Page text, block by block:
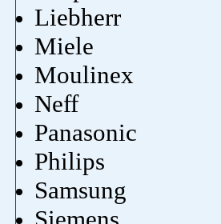
Liebherr
Miele
Moulinex
Neff
Panasonic
Philips
Samsung